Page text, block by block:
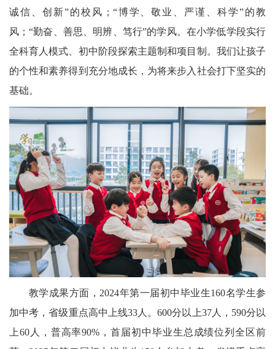
诚信、创新”的校风；“博学、敬业、严谨、科学”的教
风；“勤奋、善思、明辨、笃行”的学风。在小学低学段实行
全科育人模式、初中阶段探索主题制和项目制。我们让孩子
的个性和素养得到充分地成长，为将来步入社会打下坚实的
基础。
教学成果方面，2024年第一届初中毕业生160名学生参
加中考，省级重点高中上线33人。600分以上37人，590分以
上60人，普高率90%，首届初中毕业生总成绩位列全区前